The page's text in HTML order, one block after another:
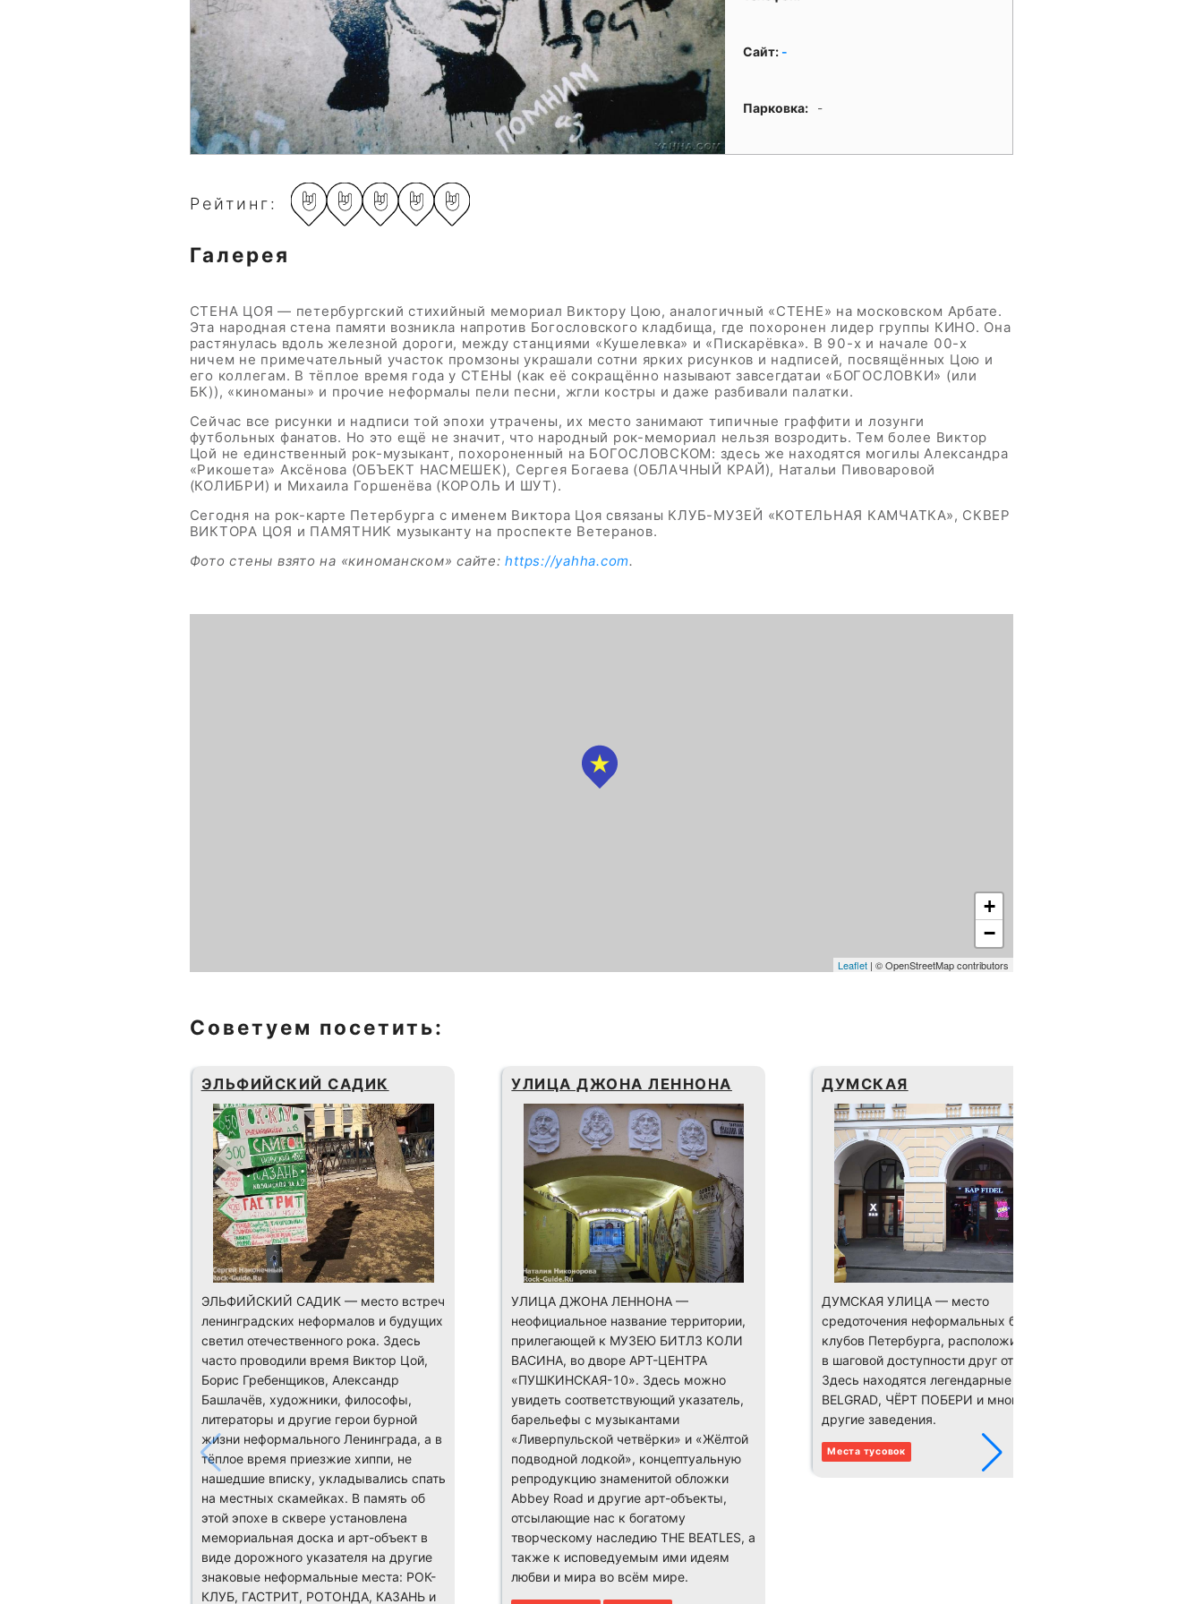
Сайт: -
Парковка: -
Рейтинг:
Галерея
СТЕНА ЦОЯ — петербургский стихийный мемориал Виктору Цою, аналогичный «СТЕНЕ» на московском Арбате.
Эта народная стена памяти возникла напротив Богословского кладбища, где похоронен лидер группы КИНО. Она
растянулась вдоль железной дороги, между станциями «Кушелевка» и «Пискарёвка». В 90-х и начале 00-х
ничем не примечательный участок промзоны украшали сотни ярких рисунков и надписей, посвящённых Цою и
его коллегам. В тёплое время года у СТЕНЫ (как её сокращённо называют завсегдатаи «БОГОСЛОВКИ» (или
БК)), «киноманы» и прочие неформалы пели песни, жгли костры и даже разбивали палатки.
Сейчас все рисунки и надписи той эпохи утрачены, их место занимают типичные граффити и лозунги
футбольных фанатов. Но это ещё не значит, что народный рок-мемориал нельзя возродить. Тем более Виктор
Цой не единственный рок-музыкант, похороненный на БОГОСЛОВСКОМ: здесь же находятся могилы Александра
«Рикошета» Аксёнова (ОБЪЕКТ НАСМЕШЕК), Сергея Богаева (ОБЛАЧНЫЙ КРАЙ), Натальи Пивоваровой
(КОЛИБРИ) и Михаила Горшенёва (КОРОЛЬ И ШУТ).
Сегодня на рок-карте Петербурга с именем Виктора Цоя связаны КЛУБ-МУЗЕЙ «КОТЕЛЬНАЯ КАМЧАТКА», СКВЕР
ВИКТОРА ЦОЯ и ПАМЯТНИК музыканту на проспекте Ветеранов.
Фото стены взято на «киноманском» сайте:https://yahha.com.
+
−
Leaflet | © OpenStreetMap contributors
Советуем посетить:
ЭЛЬФИЙСКИЙ САДИК
ЭЛЬФИЙСКИЙ САДИК — место встреч
ленинградских неформалов и будущих
светил отечественного рока. Здесь
часто проводили время Виктор Цой,
Борис Гребенщиков, Александр
Башлачёв, художники, философы,
литераторы и другие герои бурной
жизни неформального Ленинграда, а в
тёплое время приезжие хиппи, не
нашедшие вписку, укладывались спать
на местных скамейках. В память об
этой эпохе в сквере установлена
мемориальная доска и арт-объект в
виде дорожного указателя на другие
знаковые неформальные места: РОК-
КЛУБ, ГАСТРИТ, РОТОНДА, КАЗАНЬ и
УЛИЦА ДЖОНА ЛЕННОНА
УЛИЦА ДЖОНА ЛЕННОНА —
неофициальное название территории,
прилегающей к МУЗЕЮ БИТЛЗ КОЛИ
ВАСИНА, во дворе АРТ-ЦЕНТРА
«ПУШКИНСКАЯ-10». Здесь можно
увидеть соответствующий указатель,
барельефы с музыкантами
«Ливерпульской четвёрки» и «Жёлтой
подводной лодкой», концептуальную
репродукцию знаменитой обложки
Abbey Road и другие арт-объекты,
отсылающие нас к богатому
творческому наследию THE BEATLES, а
также к исповедуемым ими идеям
любви и мира во всём мире.
ДУМСКАЯ
ДУМСКАЯ УЛИЦА — место
средоточения неформальных баров и
клубов Петербурга, расположившихся
в шаговой доступности друг от друга.
Здесь находятся легендарные FIDEL,
BELGRAD, ЧЁРТ ПОБЕРИ и многие
другие заведения.
Места тусовок